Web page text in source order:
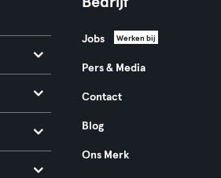
Jobs Werken bij
Pers & Media
Contact
Blog
Ons Merk